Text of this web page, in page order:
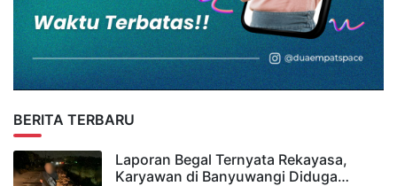
BERITA TERBARU
Laporan Begal Ternyata Rekayasa,
Karyawan di Banyuwangi Diduga…